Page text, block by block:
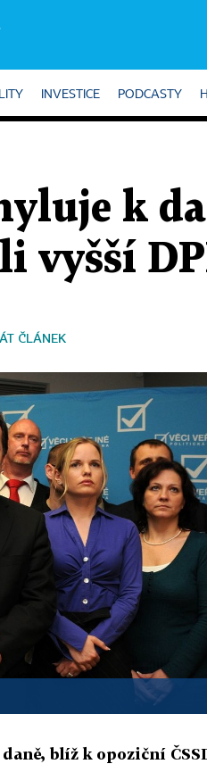
INVESTICE PODCASTY
k
vyšší
ČLÁNEK
blíž k opoziční